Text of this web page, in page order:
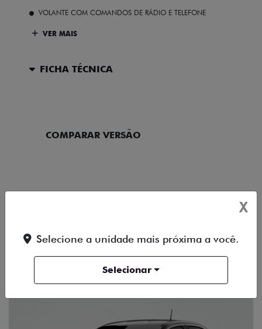
VOLANTE COM COMANDOS DE RÁDIO E TELEFONE
VER MAIS
FICHA TÉCNICA
COMPARAR VERSÃO
SAIBA TUDO SOBRE O
DESIGN TECNOLOGIA PERFORMANCE
X
Selecione a unidade mais próxima a você.
Selecionar